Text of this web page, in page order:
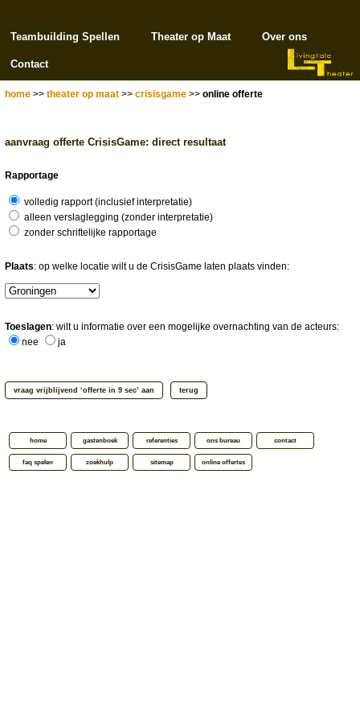
Teambuilding Spellen Theater op Maat Over ons
Contact
home >> theater op maat >> crisisgame >> online offerte
aanvraag offerte CrisisGame: direct resultaat
Rapportage
volledig rapport (inclusief interpretatie)
alleen verslaglegging (zonder interpretatie)
zonder schriftelijke rapportage
Plaats: op welke locatie wilt u de CrisisGame laten plaats vinden:
Toeslagen: wilt u informatie over een mogelijke overnachting van de acteurs:
nee
ja
home gastenboek referenties ons bureau contact
faq spelen zoekhulp sitemap online offertes